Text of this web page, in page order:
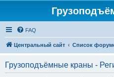
FAQ
Центральный сайт Список
Грузоподъёмные краны -